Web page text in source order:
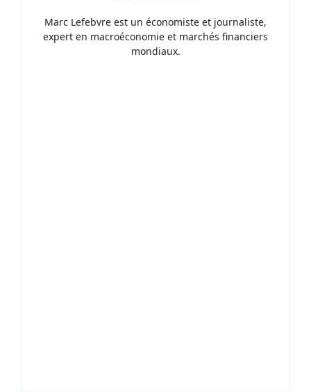
Marc Lefebvre est un économiste et journaliste,
expert en macroéconomie et marchés financiers
mondiaux.